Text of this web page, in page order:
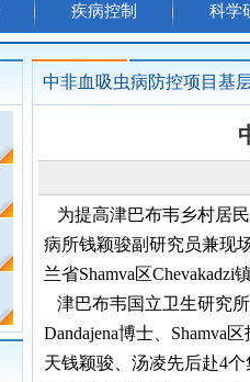
疾病控制 科学
中非血吸虫病防控项目基
为提高津巴布韦乡村居
病所钱颖骏副研究员兼现
兰省Shamva区
津巴布韦国立卫生研究
Dandajena博士、Shamva
天钱颖骏、汤凌先后赴4